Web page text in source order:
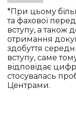
*При цьому
та фахової
вступу, а також
отримання
здобуття
вступу, саме
відповідає
стосувалась
Центрами.